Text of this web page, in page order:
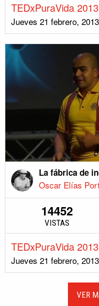
TEDxPuraVida 2013
Jueves 21 febrero, 2013
La fábrica de
Oscar Elías
14452
VISTAS
TEDxPuraVida 2013
Jueves 21 febrero, 2013
VER